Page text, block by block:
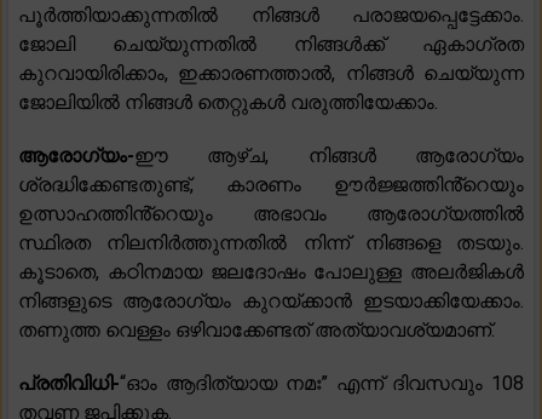
പൂർത്തിയാക്കുന്നതിൽ നിങ്ങൾ പരാജയപ്പെട്ടേക്കാം.
ജോലി ചെയ്യുന്നതിൽ നിങ്ങൾക്ക് ഏകാഗ്രത
കുറവായിരിക്കാം, ഇക്കാരണത്താൽ, നിങ്ങൾ ചെയ്യുന്ന
ജോലിയിൽ നിങ്ങൾ തെറ്റുകൾ വരുത്തിയേക്കാം.
ആരോഗ്യം-ഈ ആഴ്ച, നിങ്ങൾ ആരോഗ്യം
ശ്രദ്ധിക്കേണ്ടതുണ്ട്, കാരണം ഊർജ്ജത്തിൻ്റെയും
ഉത്സാഹത്തിൻ്റെയും അഭാവം ആരോഗ്യത്തിൽ
സ്ഥിരത നിലനിർത്തുന്നതിൽ നിന്ന് നിങ്ങളെ തടയും.
കൂടാതെ, കഠിനമായ ജലദോഷം പോലുള്ള അലർജികൾ
നിങ്ങളുടെ ആരോഗ്യം കുറയ്ക്കാൻ ഇടയാക്കിയേക്കാം.
തണുത്ത വെള്ളം ഒഴിവാക്കേണ്ടത് അത്യാവശ്യമാണ്.
പ്രതിവിധി-“ഓം ആദിത്യായ നമഃ” എന്ന് ദിവസവും 108
തവണ ജപിക്കുക.